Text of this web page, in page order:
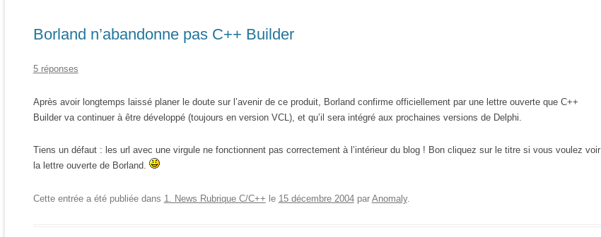
Borland n’abandonne pas C++ Builder
5 réponses
Après avoir longtemps laissé planer le doute sur l’avenir de ce produit, Borland confirme officiellement par une lettre ouverte que C++
Builder va continuer à être développé (toujours en version VCL), et qu’il sera intégré aux prochaines versions de Delphi.
Tiens un défaut : les url avec une virgule ne fonctionnent pas correctement à l’intérieur du blog ! Bon cliquez sur le titre si vous voulez voir
la lettre ouverte de Borland.
Cette entrée a été publiée dans 1. News Rubrique C/C++ le 15 décembre 2004 par Anomaly.